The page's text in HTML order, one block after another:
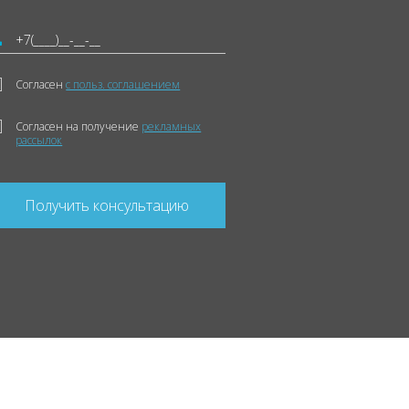
Согласенс польз. соглашением
Согласен на получение рекламных
рассылок
Получить консультацию